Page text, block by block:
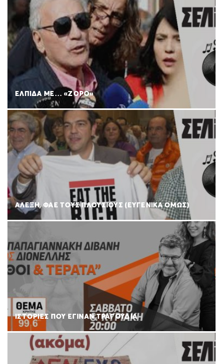
ΕΛΠΙΔΑ ΜΕ… «ΖΟΡΟ»
ΑΛΕΞΗ, ΦΑΕ ΤΟΥΣ ΠΛΟΥΣΙΟΥΣ (ΕΥΓΕΝΙΚΑ ΟΜΩΣ)
ΙΣΤΟΡΙΕΣ ΠΟΥ ΕΓΙΝΑΝ ΤΡΑΓΟΥΔΙΑ